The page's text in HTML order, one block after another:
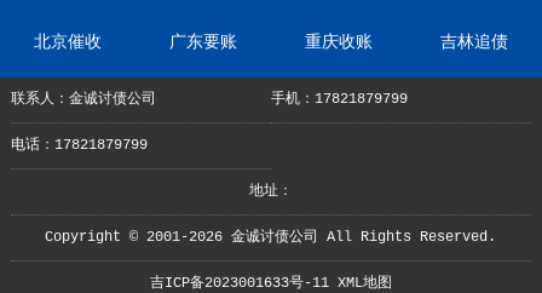
北京催收 广东要账 重庆收账 吉林追债
联系人：金诚讨债公司 手机：17821879799
电话：17821879799
地址：
Copyright © 2001-2026 金诚讨债公司 All Rights Reserved.
吉ICP备2023001633号-11 XML地图